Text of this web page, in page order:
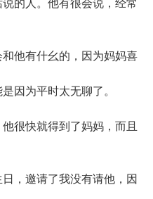
的人。他有很会说，经常
他有什幺的，因为妈妈喜
因为平时太无聊了。
快就得到了妈妈，而且
，邀请了我没有请他，因